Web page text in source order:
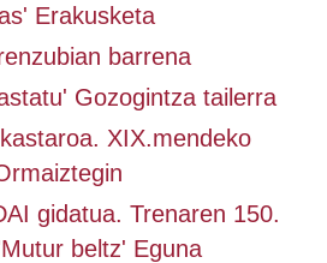
Erakusketa
barrena
Gozogintza tailerra
XIX.mendeko
gidatua. Trenaren 150.
beltz' Eguna